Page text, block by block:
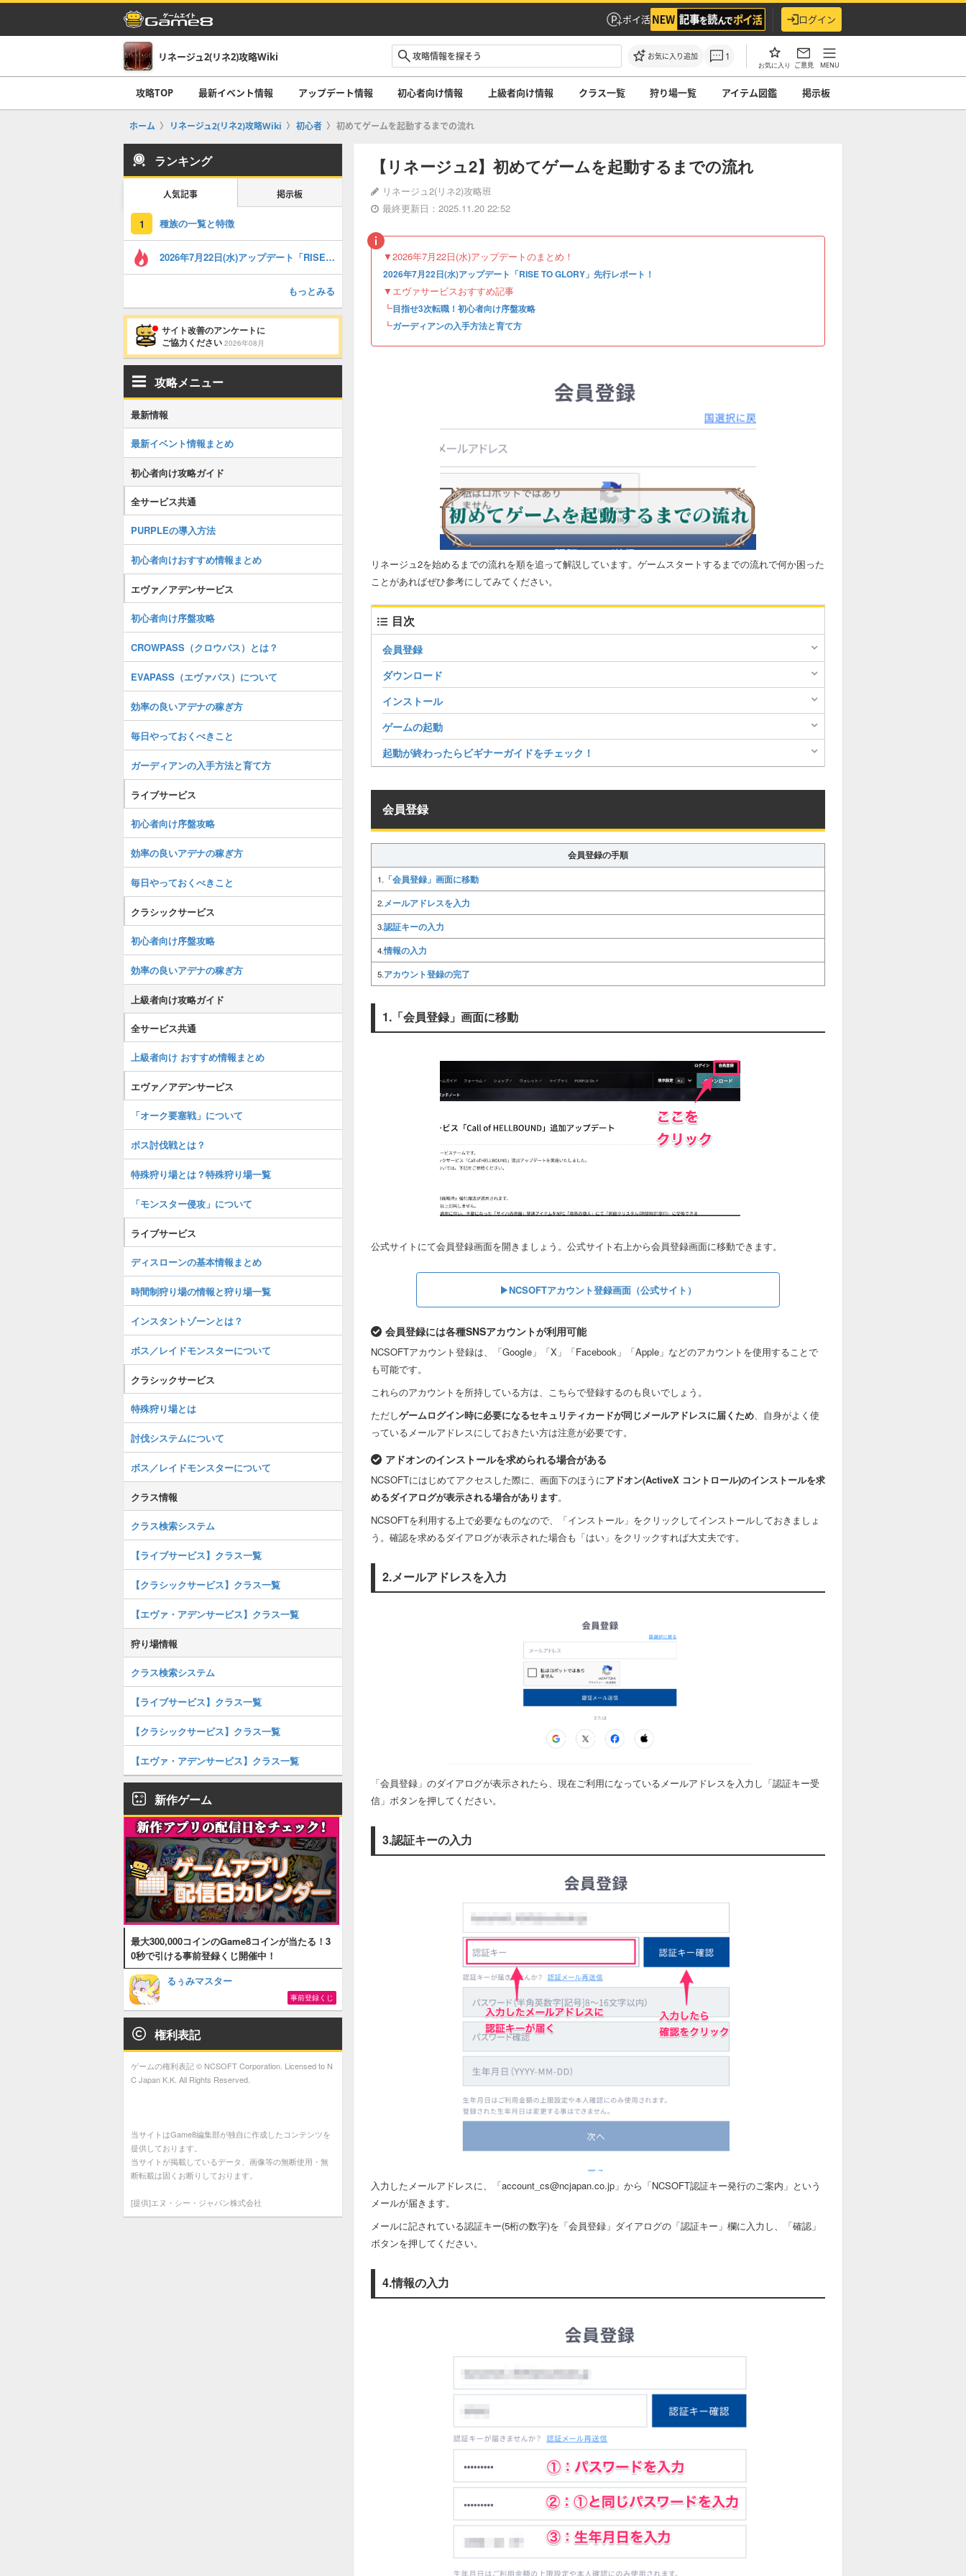
ポイ活 ログイン
リネージュ2(リネ2)攻略Wiki お気に入り追加 1
お気に入り ご意見 MENU
攻略TOP 最新イベント情報 アップデート情報 初心者向け情報 上級者向け情報 クラス一覧 狩り場一覧 アイテム図鑑 掲示板
ホーム リネージュ2(リネ2)攻略Wiki 初心者 初めてゲームを起動するまでの流れ
【リネージュ2】初めてゲームを起動するまでの流れ
リネージュ2(リネ2)攻略班
最終更新日：2025.11.20 22:52
▼2026年7月22日(水)アップデートのまとめ！
2026年7月22日(水)アップデート「RISE TO GLORY」先行レポート！
▼エヴァサービスおすすめ記事
┗目指せ3次転職！初心者向け序盤攻略
┗ガーディアンの入手方法と育て方
リネージュ2を始めるまでの流れを順を追って解説しています。ゲームスタートするまでの流れで何か困った
ことがあればぜひ参考にしてみてください。
目次
会員登録
ダウンロード
インストール
ゲームの起動
起動が終わったらビギナーガイドをチェック！
会員登録
会員登録の手順
1. 「会員登録」画面に移動
2.メールアドレスを入力
3.認証キーの入力
4.情報の入力
5.アカウント登録の完了
1.「会員登録」画面に移動
公式サイトにて会員登録画面を開きましょう。公式サイト右上から会員登録画面に移動できます。
▶︎NCSOFTアカウント登録画面（公式サイト）
会員登録には各種SNSアカウントが利用可能
NCSOFTアカウント登録は、「Google」「X」「Facebook」「Apple」などのアカウントを使用することで
も可能です。
これらのアカウントを所持している方は、こちらで登録するのも良いでしょう。
ただしゲームログイン時に必要になるセキュリティカードが同じメールアドレスに届くため、自身がよく使
っているメールアドレスにしておきたい方は注意が必要です。
アドオンのインストールを求められる場合がある
NCSOFTにはじめてアクセスした際に、画面下のほうにアドオン(ActiveX コントロール)のインストールを求
めるダイアログが表示される場合があります。
NCSOFTを利用する上で必要なものなので、「インストール」をクリックしてインストールしておきましょ
う。確認を求めるダイアログが表示された場合も「はい」をクリックすれば大丈夫です。
2.メールアドレスを入力
「会員登録」のダイアログが表示されたら、現在ご利用になっているメールアドレスを入力し「認証キー受
信」ボタンを押してください。
3.認証キーの入力
入力したメールアドレスに、「account_cs@ncjapan.co.jp」から「NCSOFT認証キー発行のご案内」という
メールが届きます。
メールに記されている認証キー(5桁の数字)を「会員登録」ダイアログの「認証キー」欄に入力し、「確認」
ボタンを押してください。
4.情報の入力
ランキング
人気記事 掲示板
1 種族の一覧と特徴
2026年7月22日(水)アップデート「RISE TO GLORY」先行レポート！
もっとみる
サイト改善のアンケートに
ご協力ください 2026年08月
攻略メニュー
最新情報
最新イベント情報まとめ
初心者向け攻略ガイド
全サービス共通
PURPLEの導入方法
初心者向けおすすめ情報まとめ
エヴァ／アデンサービス
初心者向け序盤攻略
CROWPASS（クロウパス）とは？
EVAPASS（エヴァパス）について
効率の良いアデナの稼ぎ方
毎日やっておくべきこと
ガーディアンの入手方法と育て方
ライブサービス
初心者向け序盤攻略
効率の良いアデナの稼ぎ方
毎日やっておくべきこと
クラシックサービス
初心者向け序盤攻略
効率の良いアデナの稼ぎ方
上級者向け攻略ガイド
全サービス共通
上級者向け おすすめ情報まとめ
エヴァ／アデンサービス
「オーク要塞戦」について
ボス討伐戦とは？
特殊狩り場とは？特殊狩り場一覧
「モンスター侵攻」について
ライブサービス
ディスローンの基本情報まとめ
時間制狩り場の情報と狩り場一覧
インスタントゾーンとは？
ボス／レイドモンスターについて
クラシックサービス
特殊狩り場とは
討伐システムについて
ボス／レイドモンスターについて
クラス情報
クラス検索システム
【ライブサービス】クラス一覧
【クラシックサービス】クラス一覧
【エヴァ・アデンサービス】クラス一覧
狩り場情報
クラス検索システム
【ライブサービス】クラス一覧
【クラシックサービス】クラス一覧
【エヴァ・アデンサービス】クラス一覧
新作ゲーム
最大300,000コインのGame8コインが当たる！3
0秒で引ける事前登録くじ開催中！
るぅみマスター
事前登録くじ
権利表記
ゲームの権利表記 © NCSOFT Corporation. Licensed to N
C Japan K.K. All Rights Reserved.
当サイトはGame8編集部が独自に作成したコンテンツを
提供しております。
当サイトが掲載しているデータ、画像等の無断使用・無
断転載は固くお断りしております。
[提供]エヌ・シー・ジャパン株式会社